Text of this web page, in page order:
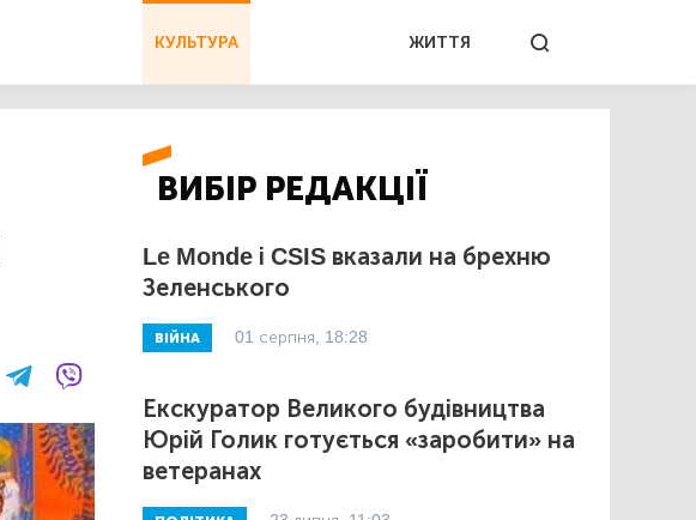
КУЛЬТУРА ЖИТТЯ
ВИБІР РЕДАКЦІЇ
Le Monde і CSIS вказали на брехню
Зеленського
ВІЙНА 01 серпня, 18:28
Екскуратор Великого будівництва
Юрій Голик готується «заробити» на
ветеранах